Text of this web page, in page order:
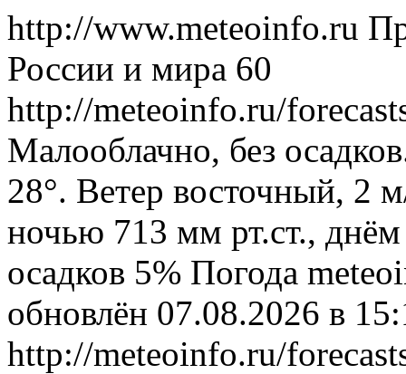
http://www.meteoinfo.ru
России и мира 60
http://meteoinfo.ru/
Малооблачно, без
28°. Ветер восточный, 2
ночью 713 мм рт.ст.,
осадков 5% Погода
обновлён 07.08.2026 в
http://meteoinfo.ru/